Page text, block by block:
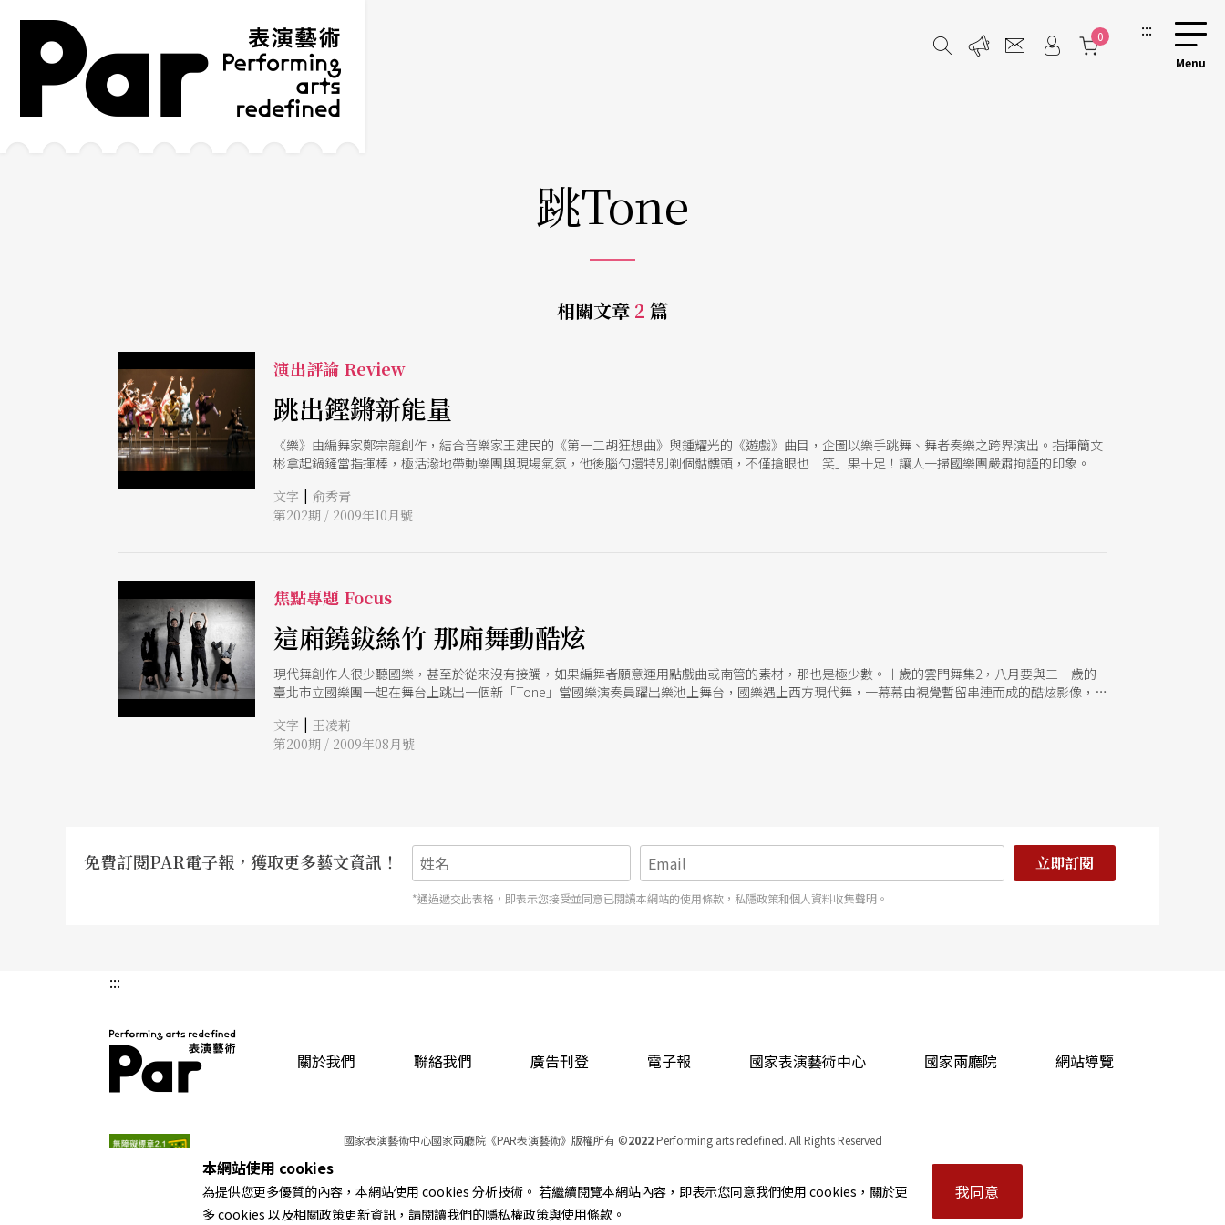
跳到主要內容區塊
網站導覽
0 :::
跳Tone
相關文章 2 篇
演出評論 Review
跳出鏗鏘新能量
《樂》由編舞家鄭宗龍創作，結合音樂家王建民的《第一二胡狂想曲》與鍾耀光的《遊戲》曲目，企圖以樂手跳舞、舞者奏樂之跨界演出。指揮簡文
彬拿起鍋鏟當指揮棒，極活潑地帶動樂團與現場氣氛，他後腦勺還特別剃個骷髏頭，不僅搶眼也「笑」果十足！讓人一掃國樂團嚴肅拘謹的印象。
文字 | 俞秀青
第202期 / 2009年10月號
焦點專題 Focus
這廂鐃鈸絲竹 那廂舞動酷炫
現代舞創作人很少聽國樂，甚至於從來沒有接觸，如果編舞者願意運用點戲曲或南管的素材，那也是極少數。十歲的雲門舞集2，八月要與三十歲的
臺北市立國樂團一起在舞台上跳出一個新「Tone」當國樂演奏員躍出樂池上舞台，國樂遇上西方現代舞，一幕幕由視覺暫留串連而成的酷炫影像，將
文字 | 王凌莉
第200期 / 2009年08月號
免費訂閱PAR電子報，獲取更多藝文資訊！ 立即訂閱
*通過遞交此表格，即表示您接受並同意已閱讀本網站的使用條款，私隱政策和個人資料收集聲明。
:::
關於我們 聯絡我們 廣告刊登 電子報 國家表演藝術中心 國家兩廳院 網站導覽
國家表演藝術中心國家兩廳院《PAR表演藝術》版權所有©2022Performing arts redefined. All Rights Reserved
本站所提供相關演出資訊，如有異動應以主辦單位公告為準。
服務條款 ｜ 隱私權聲明
本網站使用 cookies
為提供您更多優質的內容，本網站使用 cookies 分析技術。 若繼續閱覽本網站內容，即表示您同意我們使用 cookies，關於更
多 cookies 以及相關政策更新資訊，請閱讀我們的隱私權政策與使用條款。
我同意